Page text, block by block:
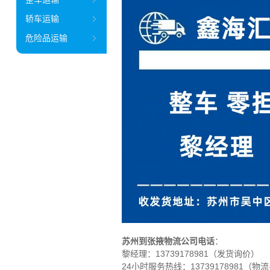
苏州到张掖物流公司电话：
黎经理： 13739178981（发货询价）
24小时服务热线：13739178981（物
轿车运输
危险品运输